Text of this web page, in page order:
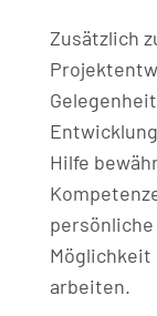
Zusätzlich
Hilfe
Möglichkeit
arbeiten.